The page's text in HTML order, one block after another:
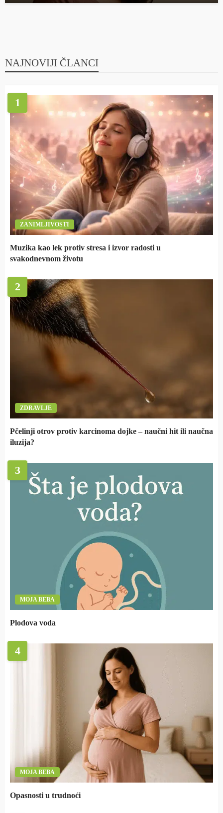
NAJNOVIJI ČLANCI
1
ZANIMLJIVOSTI
Muzika kao lek protiv stresa i izvor radosti u
svakodnevnom životu
2
ZDRAVLJE
Pčelinji otrov protiv karcinoma dojke – naučni hit ili naučna
iluzija?
3
MOJA BEBA
Plodova voda
4
MOJA BEBA
Opasnosti u trudnoći